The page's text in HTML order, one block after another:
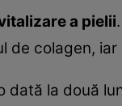
a pielii
de colagen,
dată la două